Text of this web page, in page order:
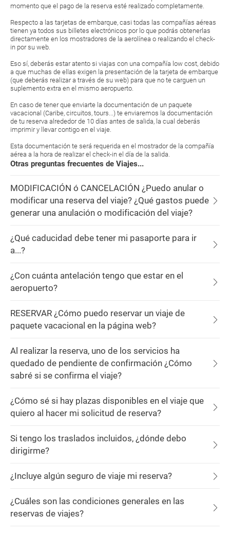
momento que el pago de la reserva esté realizado completamente.
Respecto a las tarjetas de embarque, casi todas las compañías aéreas
tienen ya todos sus billetes electrónicos por lo que podrás obtenerlas
directamente en los mostradores de la aerolínea o realizando el check-
in por su web.
Eso sí, deberás estar atento si viajas con una compañía low cost, debido
a que muchas de ellas exigen la presentación de la tarjeta de embarque
(que deberás realizar a través de su web) para que no te carguen un
suplemento extra en el mismo aeropuerto.
En caso de tener que enviarte la documentación de un paquete
vacacional (Caribe, circuitos, tours...) te enviaremos la documentación
de tu reserva alrededor de 10 días antes de salida, la cual deberás
imprimir y llevar contigo en el viaje.
Esta documentación te será requerida en el mostrador de la compañía
aérea a la hora de realizar el check-in el día de la salida.
Otras preguntas frecuentes de Viajes...
MODIFICACIÓN ó CANCELACIÓN ¿Puedo anular o
modificar una reserva del viaje? ¿Qué gastos puede
generar una anulación o modificación del viaje?
¿Qué caducidad debe tener mi pasaporte para ir
a...?
¿Con cuánta antelación tengo que estar en el
aeropuerto?
RESERVAR ¿Cómo puedo reservar un viaje de
paquete vacacional en la página web?
Al realizar la reserva, uno de los servicios ha
quedado de pendiente de confirmación ¿Cómo
sabré si se confirma el viaje?
¿Cómo sé si hay plazas disponibles en el viaje que
quiero al hacer mi solicitud de reserva?
Si tengo los traslados incluidos, ¿dónde debo
dirigirme?
¿Incluye algún seguro de viaje mi reserva?
¿Cuáles son las condiciones generales en las
reservas de viajes?